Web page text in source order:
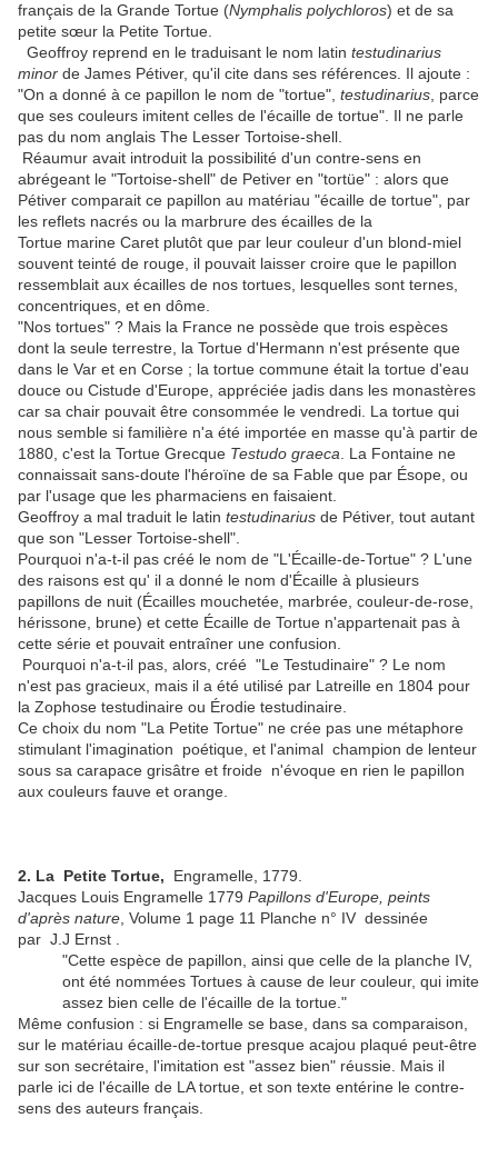
français de la Grande Tortue (Nymphalis polychloros) et de sa
petite sœur la Petite Tortue.
Geoffroy reprend en le traduisant le nom latin testudinarius
minor de James Pétiver, qu'il cite dans ses références. Il ajoute :
"On a donné à ce papillon le nom de "tortue", testudinarius , parce
que ses couleurs imitent celles de l'écaille de tortue". Il ne parle
pas du nom anglais The Lesser Tortoise-shell.
Réaumur avait introduit la possibilité d'un contre-sens en
abrégeant le "Tortoise-shell" de Petiver en "tortüe" : alors que
Pétiver comparait ce papillon au matériau "écaille de tortue", par
les reflets nacrés ou la marbrure des écailles de la
Tortue marine Caret plutôt que par leur couleur d'un blond-miel
souvent teinté de rouge, il pouvait laisser croire que le papillon
ressemblait aux écailles de nos tortues, lesquelles sont ternes,
concentriques, et en dôme.
"Nos tortues" ? Mais la France ne possède que trois espèces
dont la seule terrestre, la Tortue d'Hermann n'est présente que
dans le Var et en Corse ; la tortue commune était la tortue d'eau
douce ou Cistude d'Europe, appréciée jadis dans les monastères
car sa chair pouvait être consommée le vendredi. La tortue qui
nous semble si familière n'a été importée en masse qu'à partir de
1880, c'est la Tortue Grecque Testudo graeca . La Fontaine ne
connaissait sans-doute l'héroïne de sa Fable que par Ésope, ou
par l'usage que les pharmaciens en faisaient.
Geoffroy a mal traduit le latin testudinarius de Pétiver, tout autant
que son "Lesser Tortoise-shell".
Pourquoi n'a-t-il pas créé le nom de "L'Écaille-de-Tortue" ? L'une
des raisons est qu' il a donné le nom d'Écaille à plusieurs
papillons de nuit (Écailles mouchetée, marbrée, couleur-de-rose,
hérissone, brune) et cette Écaille de Tortue n'appartenait pas à
cette série et pouvait entraîner une confusion.
Pourquoi n'a-t-il pas, alors, créé "Le Testudinaire" ? Le nom
n'est pas gracieux, mais il a été utilisé par Latreille en 1804 pour
la Zophose testudinaire ou Érodie testudinaire.
Ce choix du nom "La Petite Tortue" ne crée pas une métaphore
stimulant l'imagination poétique, et l'animal champion de lenteur
sous sa carapace grisâtre et froide n'évoque en rien le papillon
aux couleurs fauve et orange.
2. La Petite Tortue,
Engramelle, 1779.
Jacques Louis Engramelle 1779 Papillons d'Europe, peints
d'après nature , Volume 1 page 11 Planche n° IV dessinée
par J.J Ernst .
"Cette espèce de papillon, ainsi que celle de la planche IV,
ont été nommées Tortues à cause de leur couleur, qui imite
assez bien celle de l'écaille de la tortue."
Même confusion : si Engramelle se base, dans sa comparaison,
sur le matériau écaille-de-tortue presque acajou plaqué peut-être
sur son secrétaire, l'imitation est "assez bien" réussie. Mais il
parle ici de l'écaille de LA tortue, et son texte entérine le contre-
sens des auteurs français.